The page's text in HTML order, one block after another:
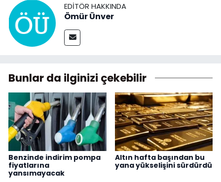
EDITÖR HAKKINDA
Ömür Ünver
Bunlar da ilginizi çekebilir
Benzinde indirim pompa
fiyatlarına
yansımayacak
Altın hafta başından bu
yana yükselişini sürdürdü